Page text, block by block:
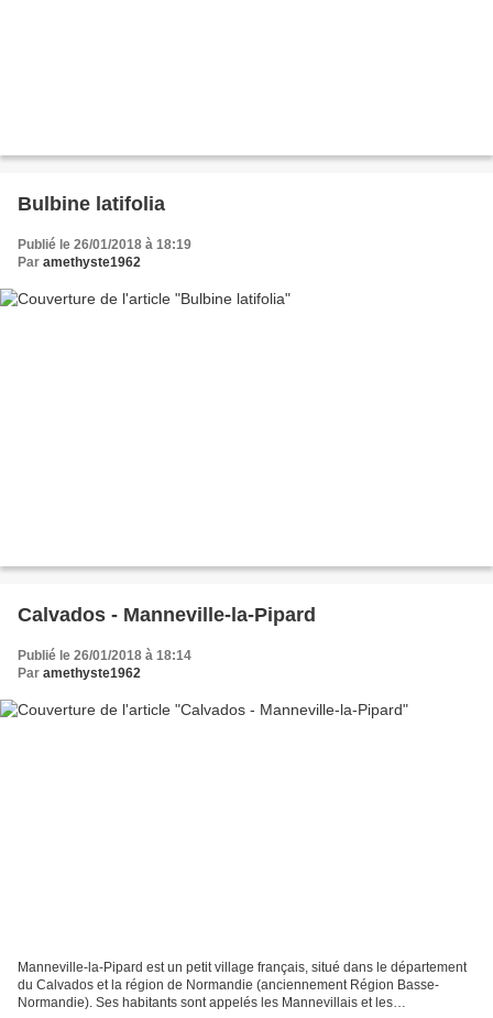
Bulbine latifolia
Publié le 26/01/2018 à 18:19
Par amethyste1962
Calvados - Manneville-la-Pipard
Publié le 26/01/2018 à 18:14
Par amethyste1962
Manneville-la-Pipard est un petit village français, situé dans le département
du Calvados et la région de Normandie (anciennement Région Basse-
Normandie). Ses habitants sont appelés les Mannevillais et les